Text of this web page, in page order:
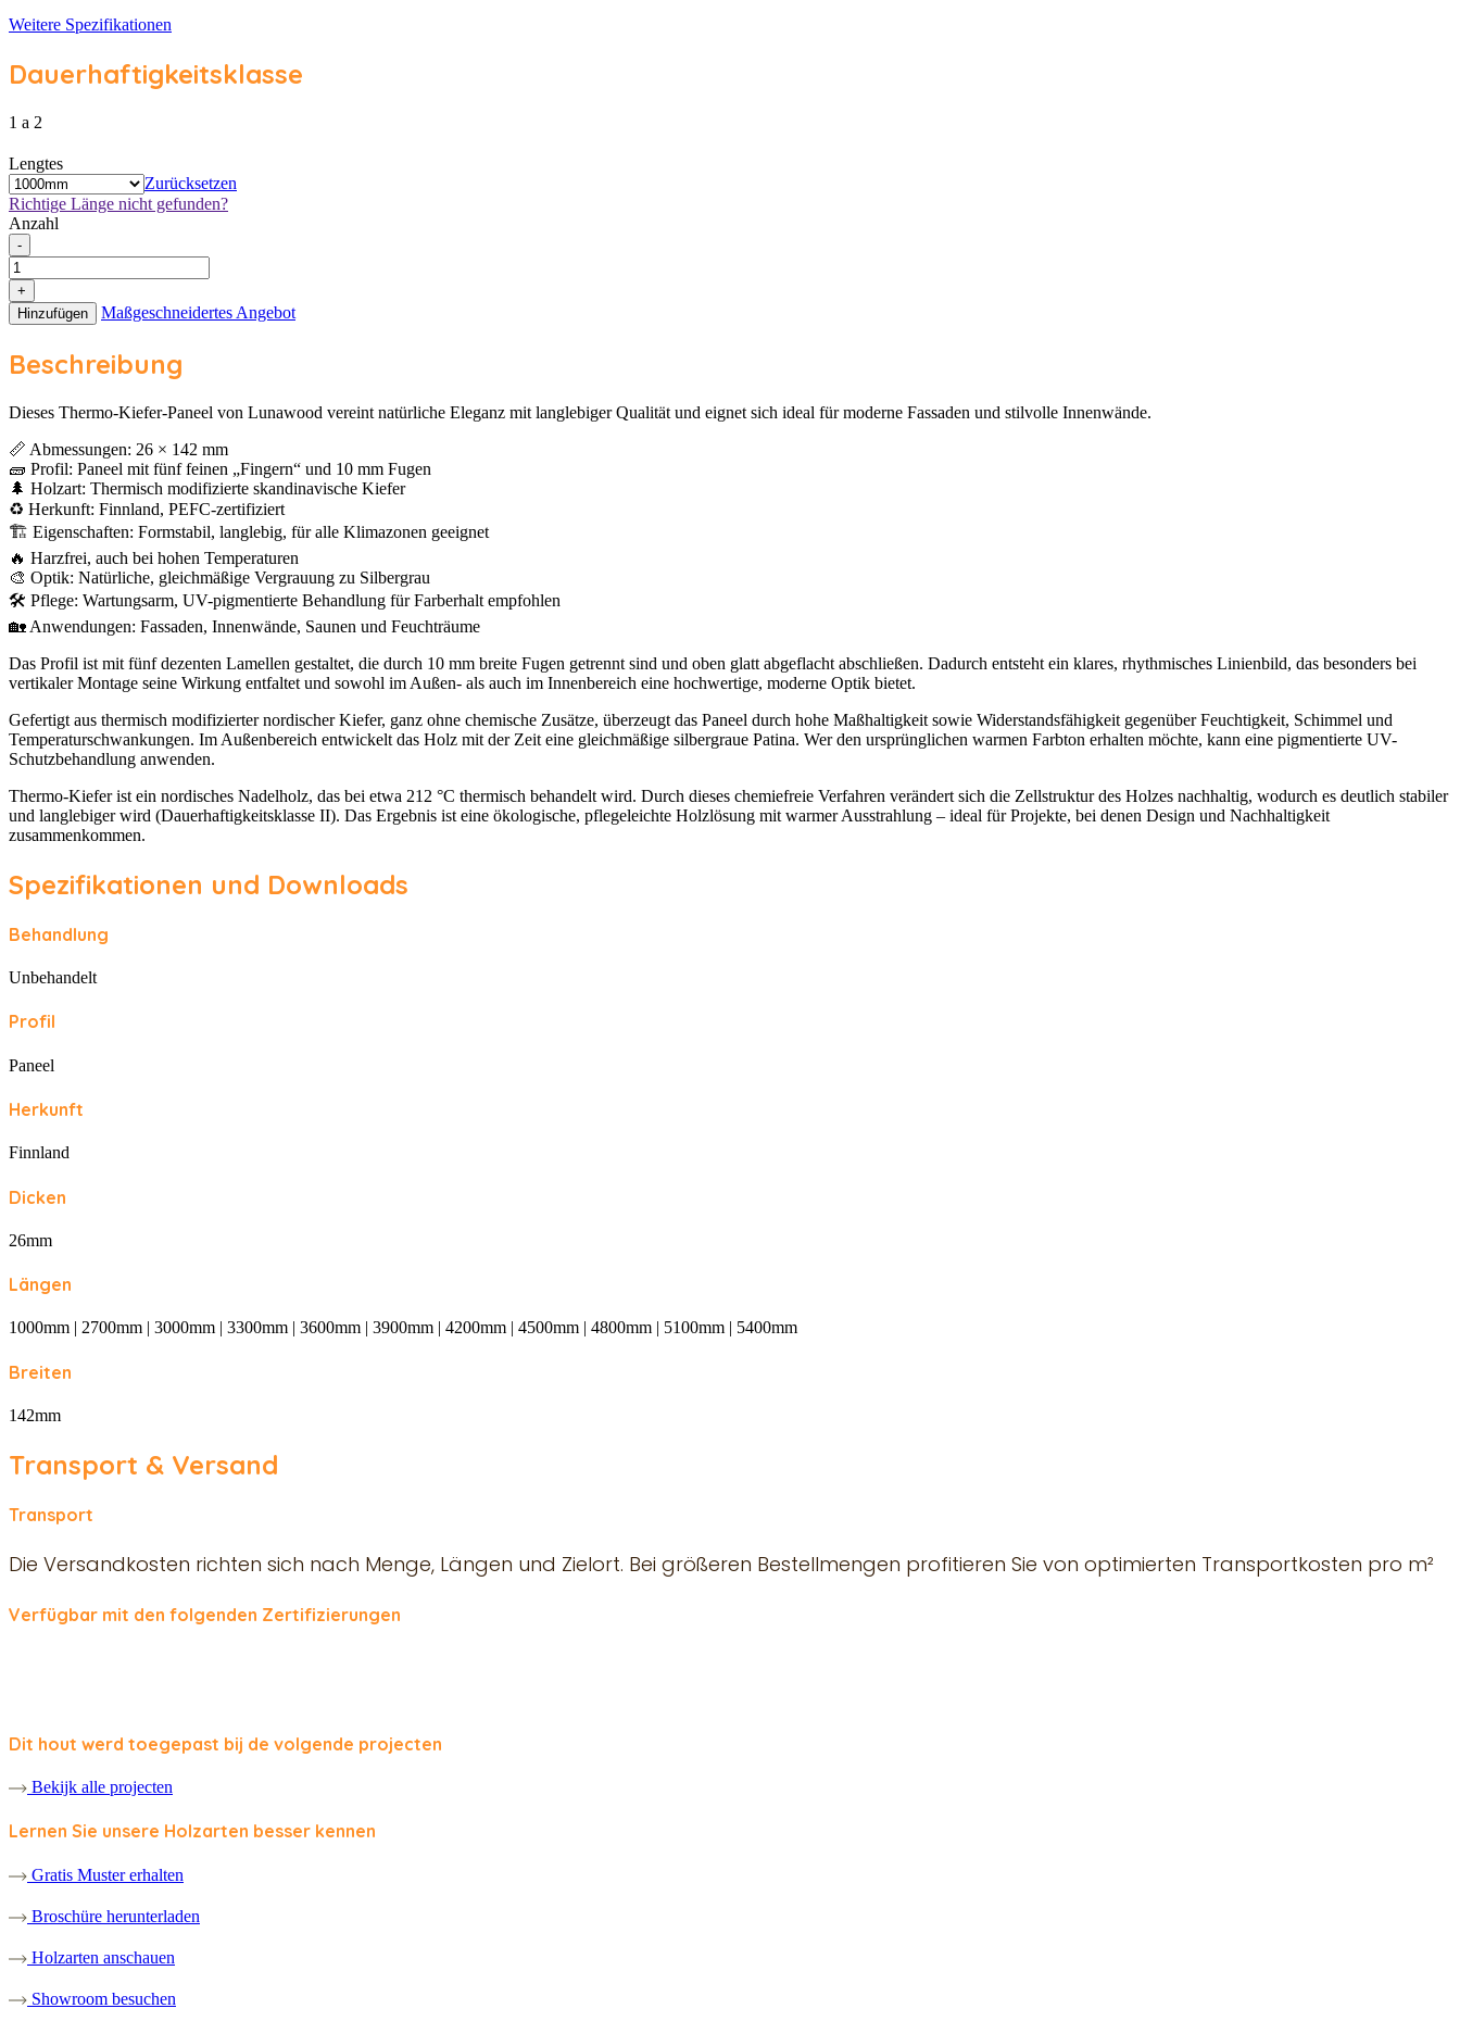
Weitere Spezifikationen
Dauerhaftigkeitsklasse
1 a 2
Lengtes
Zurücksetzen
Richtige Länge nicht gefunden?
Anzahl
Lunawood
Thermo-
Kiefer
Paneel
26
142
mm
-
+
Hinzufügen
Maßgeschneidertes Angebot
Beschreibung
Dieses Thermo-Kiefer-Paneel von Lunawood vereint natürliche Eleganz mit langlebiger Qualität und eignet sich ideal für moderne Fassaden und stilvolle Innenwände.
📏 Abmessungen: 26 × 142 mm
🧱 Profil: Paneel mit fünf feinen „Fingern“ und 10 mm Fugen
🌲 Holzart: Thermisch modifizierte skandinavische Kiefer
♻️ Herkunft: Finnland, PEFC-zertifiziert
🏗 Eigenschaften: Formstabil, langlebig, für alle Klimazonen geeignet
🔥 Harzfrei, auch bei hohen Temperaturen
🎨 Optik: Natürliche, gleichmäßige Vergrauung zu Silbergrau
🛠 Pflege: Wartungsarm, UV-pigmentierte Behandlung für Farberhalt empfohlen
🏡 Anwendungen: Fassaden, Innenwände, Saunen und Feuchträume
Das Profil ist mit fünf dezenten Lamellen gestaltet, die durch 10 mm breite Fugen getrennt sind und oben glatt abgeflacht abschließen. Dadurch entsteht ein klares, rhythmisches Linienbild, das besonders bei
vertikaler Montage seine Wirkung entfaltet und sowohl im Außen- als auch im Innenbereich eine hochwertige, moderne Optik bietet.
Gefertigt aus thermisch modifizierter nordischer Kiefer, ganz ohne chemische Zusätze, überzeugt das Paneel durch hohe Maßhaltigkeit sowie Widerstandsfähigkeit gegenüber Feuchtigkeit, Schimmel und
Temperaturschwankungen. Im Außenbereich entwickelt das Holz mit der Zeit eine gleichmäßige silbergraue Patina. Wer den ursprünglichen warmen Farbton erhalten möchte, kann eine pigmentierte UV-
Schutzbehandlung anwenden.
Thermo-Kiefer ist ein nordisches Nadelholz, das bei etwa 212 °C thermisch behandelt wird. Durch dieses chemiefreie Verfahren verändert sich die Zellstruktur des Holzes nachhaltig, wodurch es deutlich stabiler
und langlebiger wird (Dauerhaftigkeitsklasse II). Das Ergebnis ist eine ökologische, pflegeleichte Holzlösung mit warmer Ausstrahlung – ideal für Projekte, bei denen Design und Nachhaltigkeit
zusammenkommen.
Spezifikationen und Downloads
Behandlung
Unbehandelt
Profil
Paneel
Herkunft
Finnland
Dicken
26mm
Längen
1000mm | 2700mm | 3000mm | 3300mm | 3600mm | 3900mm | 4200mm | 4500mm | 4800mm | 5100mm | 5400mm
Breiten
142mm
Transport & Versand
Transport
Die Versandkosten richten sich nach Menge, Längen und Zielort. Bei größeren Bestellmengen profitieren Sie von optimierten Transportkosten pro m²
Verfügbar mit den folgenden Zertifizierungen
Dit hout werd toegepast bij de volgende projecten
Bekijk alle projecten
Lernen Sie unsere Holzarten besser kennen
Gratis Muster erhalten
Broschüre herunterladen
Holzarten anschauen
Showroom besuchen